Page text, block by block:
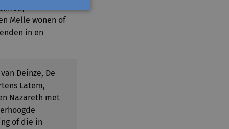
Melle wonen of
in en
Deinze, De
Latem,
Nazareth met
of die in